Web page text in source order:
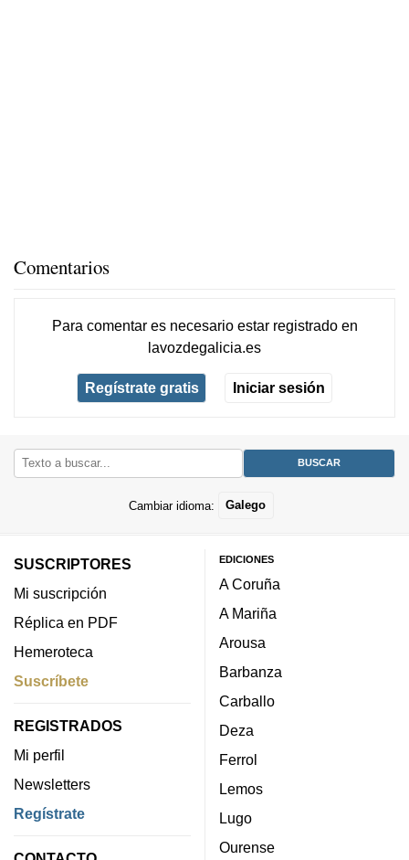
Comentarios
Para comentar es necesario estar registradoen
lavozdegalicia.es
Regístrate gratis Iniciar sesión
Cambiar idioma: Galego
SUSCRIPTORES
Mi suscripción
Réplica en PDF
Hemeroteca
Suscríbete
REGISTRADOS
Mi perfil
Newsletters
Regístrate
EDICIONES
A Coruña
A Mariña
Arousa
Barbanza
Carballo
Deza
Ferrol
Lemos
Lugo
Ourense